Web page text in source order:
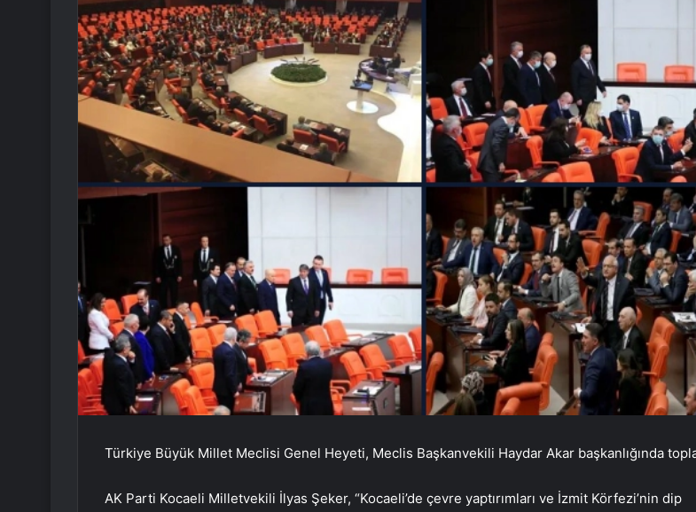
Türkiye Büyük Millet Meclisi Genel Heyeti, Meclis Başkanvekili Haydar Akar başkanlığında
AK Parti Kocaeli Milletvekili İlyas Şeker, “Kocaeli’de çevre yaptırımları ve İzmit Körfezi’nin dip